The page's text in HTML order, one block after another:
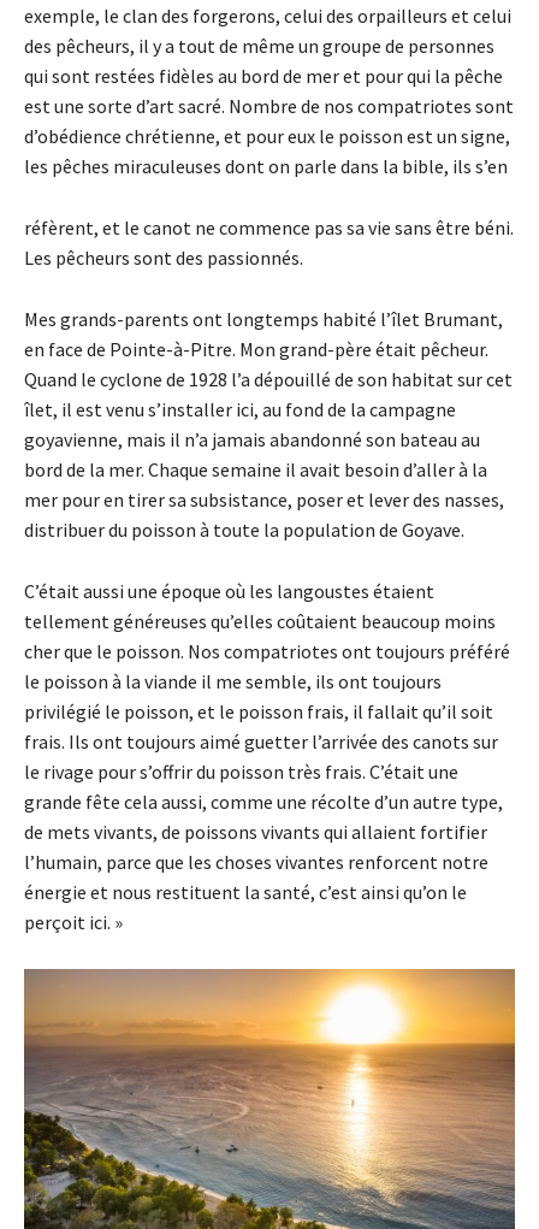
exemple, le clan des forgerons, celui des orpailleurs et celui
des pêcheurs, il y a tout de même un groupe de personnes
qui sont restées fidèles au bord de mer et pour qui la pêche
est une sorte d’art sacré. Nombre de nos compatriotes sont
d’obédience chrétienne, et pour eux le poisson est un signe,
les pêches miraculeuses dont on parle dans la bible, ils s’en
réfèrent, et le canot ne commence pas sa vie sans être béni.
Les pêcheurs sont des passionnés.
Mes grands-parents ont longtemps habité l’îlet Brumant,
en face de Pointe-à-Pitre. Mon grand-père était pêcheur.
Quand le cyclone de 1928 l’a dépouillé de son habitat sur cet
îlet, il est venu s’installer ici, au fond de la campagne
goyavienne, mais il n’a jamais abandonné son bateau au
bord de la mer. Chaque semaine il avait besoin d’aller à la
mer pour en tirer sa subsistance, poser et lever des nasses,
distribuer du poisson à toute la population de Goyave.
C’était aussi une époque où les langoustes étaient
tellement généreuses qu’elles coûtaient beaucoup moins
cher que le poisson. Nos compatriotes ont toujours préféré
le poisson à la viande il me semble, ils ont toujours
privilégié le poisson, et le poisson frais, il fallait qu’il soit
frais. Ils ont toujours aimé guetter l’arrivée des canots sur
le rivage pour s’offrir du poisson très frais. C’était une
grande fête cela aussi, comme une récolte d’un autre type,
de mets vivants, de poissons vivants qui allaient fortifier
l’humain, parce que les choses vivantes renforcent notre
énergie et nous restituent la santé, c’est ainsi qu’on le
perçoit ici. »